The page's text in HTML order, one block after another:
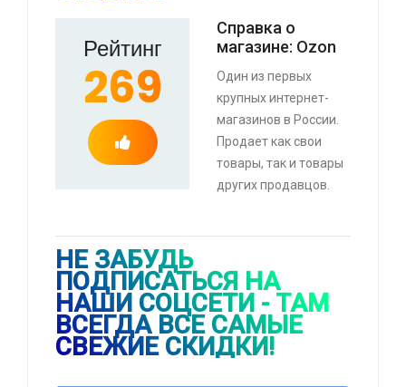
Рейтинг
269
Справка о
магазине: Ozon
Один из первых
крупных интернет-
магазинов в России.
Продает как свои
товары, так и товары
других продавцов.
НЕ ЗАБУДЬ
ПОДПИСАТЬСЯ НА
НАШИ СОЦСЕТИ - ТАМ
ВСЕГДА ВСЕ САМЫЕ
СВЕЖИЕ СКИДКИ!
⚡ Бахилы для ушей (с картой OZON, из-за
рубежа)
⚡ Смартфон black fox b2 2+16 Гб
⚡ [PC] Kiki
🔥 0 руб. |КУПИТЬ